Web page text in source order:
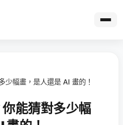
幅畫，是人還是 AI 畫的！
能猜對多少幅